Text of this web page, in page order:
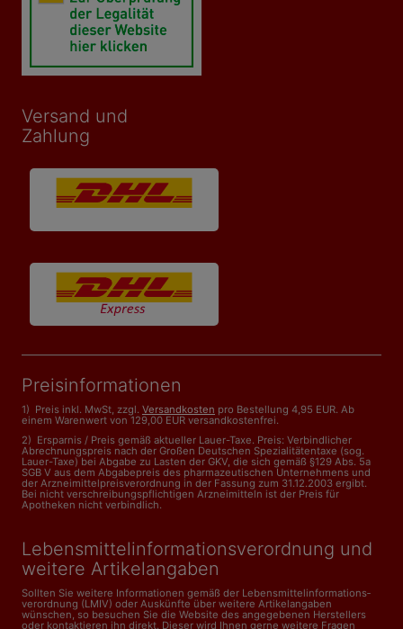
Versand und
Zahlung
Preisinformationen
1) Preis inkl. MwSt, zzgl. Versandkosten pro Bestellung 4,95 EUR. Ab
einem Warenwert von 129,00 EUR versandkostenfrei.
2) Ersparnis / Preis gemäß aktueller Lauer-Taxe. Preis: Verbindlicher
Abrechnungspreis nach der Großen Deutschen Spezialitätentaxe (sog.
Lauer-Taxe) bei Abgabe zu Lasten der GKV, die sich gemäß §129 Abs. 5a
SGB V aus dem Abgabepreis des pharmazeutischen Unternehmens und
der Arzneimittelpreisverordnung in der Fassung zum 31.12.2003 ergibt.
Bei nicht verschreibungspflichtigen Arzneimitteln ist der Preis für
Apotheken nicht verbindlich.
Lebensmittelinformations­verordnung und
weitere Artikelangaben
Sollten Sie weitere Informationen gemäß der Lebensmittel­informations­
verordnung (LMIV) oder Auskünfte über weitere Artikelangaben
wünschen, so besuchen Sie die Website des angegebenen Herstellers
oder kontaktieren ihn direkt. Dieser wird Ihnen gerne weitere Fragen